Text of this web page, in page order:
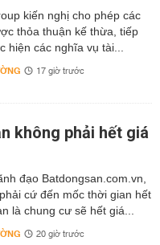
kiến nghị cho phép các
thỏa thuận kế thừa, tiếp
hiện các nghĩa vụ tài...
17 giờ trước
không phải hết giá
đạo Batdongsan.com.vn,
cứ đến mốc thời gian hết
là chung cư sẽ hết giá...
20 giờ trước